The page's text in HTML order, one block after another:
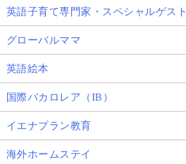
英語子育て専門家・スペシャルゲスト
グローバルママ
英語絵本
国際バカロレア（IB）
イエナプラン教育
海外ホームステイ